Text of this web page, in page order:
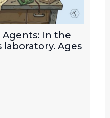
In the
laboratory. Ages